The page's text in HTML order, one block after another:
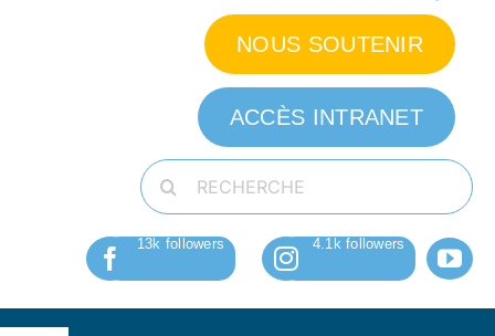
NOUS SOUTENIR
ACCÈS INTRANET
Rechercher: